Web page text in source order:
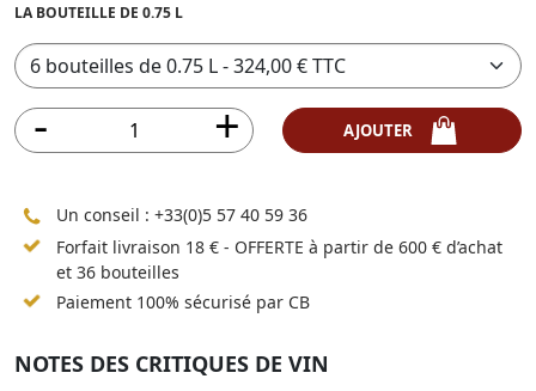
LA BOUTEILLE DE 0.75 L
Un conseil : +33(0)5 57 40 59 36
Forfait livraison 18 € - OFFERTE à partir de 600 € d’achat
et 36 bouteilles
Paiement 100% sécurisé par CB
NOTES DES CRITIQUES DE VIN